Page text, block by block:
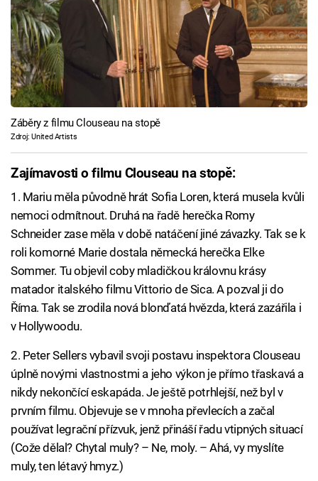
Záběry z filmu Clouseau na stopě
Zdroj: United Artists
Zajímavosti o filmu Clouseau na stopě:
1. Mariu měla původně hrát Sofia Loren, která musela kvůli
nemoci odmítnout. Druhá na řadě herečka Romy
Schneider zase měla v době natáčení jiné závazky. Tak se k
roli komorné Marie dostala německá herečka Elke
Sommer. Tu objevil coby mladičkou královnu krásy
matador italského filmu Vittorio de Sica. A pozval ji do
Říma. Tak se zrodila nová blonďatá hvězda, která zazářila i
v Hollywoodu.
2. Peter Sellers vybavil svoji postavu inspektora Clouseau
úplně novými vlastnostmi a jeho výkon je přímo třaskavá a
nikdy nekončící eskapáda. Je ještě potrhlejší, než byl v
prvním filmu. Objevuje se v mnoha převlecích a začal
používat legrační přízvuk, jenž přináší řadu vtipných situací
(Cože dělal? Chytal muly? – Ne, moly. – Ahá, vy myslíte
muly, ten létavý hmyz.)